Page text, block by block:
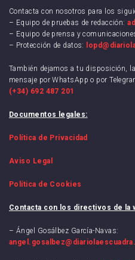
Contacta con nosotros para los
– Equipo de pruebas de redacción:
– Equipo de prensa y
– Protección de datos:
También dejamos a tu disposición,
mensaje por WhatsApp o por
(+34) 692 487 201
Documentos legales:
Política de Privacidad
Aviso Legal
Política de Cookies
Contacta con los directivos de la
– Ángel Gosálbez García-Navas: